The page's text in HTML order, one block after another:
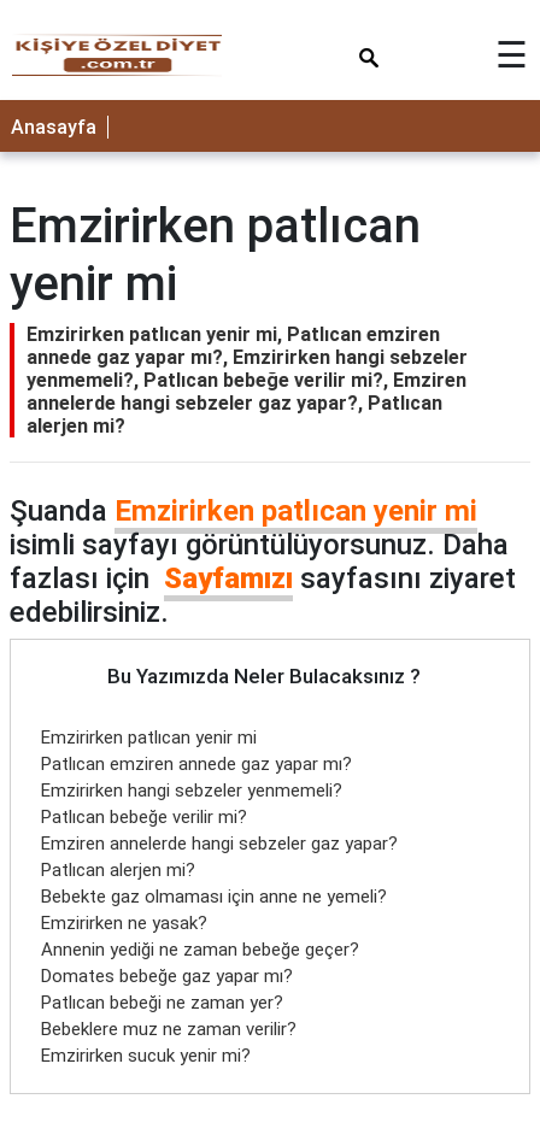
ANASAYFA
☰
Anasayfa
Emzirirken patlıcan
yenir mi
Emzirirken patlıcan yenir mi, Patlıcan emziren
annede gaz yapar mı?, Emzirirken hangi sebzeler
yenmemeli?, Patlıcan bebeğe verilir mi?, Emziren
annelerde hangi sebzeler gaz yapar?, Patlıcan
alerjen mi?
Şuanda Emzirirken patlıcan yenir mi
isimli sayfayı görüntülüyorsunuz. Daha
fazlası için Sayfamızı sayfasını ziyaret
edebilirsiniz.
Bu Yazımızda Neler Bulacaksınız ?
Emzirirken patlıcan yenir mi
Patlıcan emziren annede gaz yapar mı?
Emzirirken hangi sebzeler yenmemeli?
Patlıcan bebeğe verilir mi?
Emziren annelerde hangi sebzeler gaz yapar?
Patlıcan alerjen mi?
Bebekte gaz olmaması için anne ne yemeli?
Emzirirken ne yasak?
Annenin yediği ne zaman bebeğe geçer?
Domates bebeğe gaz yapar mı?
Patlıcan bebeği ne zaman yer?
Bebeklere muz ne zaman verilir?
Emzirirken sucuk yenir mi?